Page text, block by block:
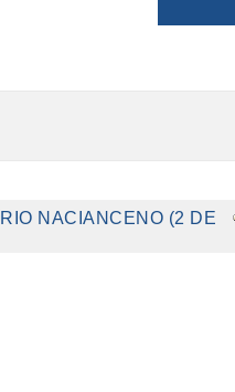
NACIANCENO (2 DE